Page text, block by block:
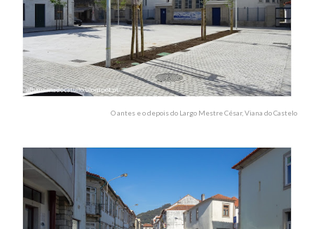
O antes e o depois do Largo Mestre César, Viana do Castelo